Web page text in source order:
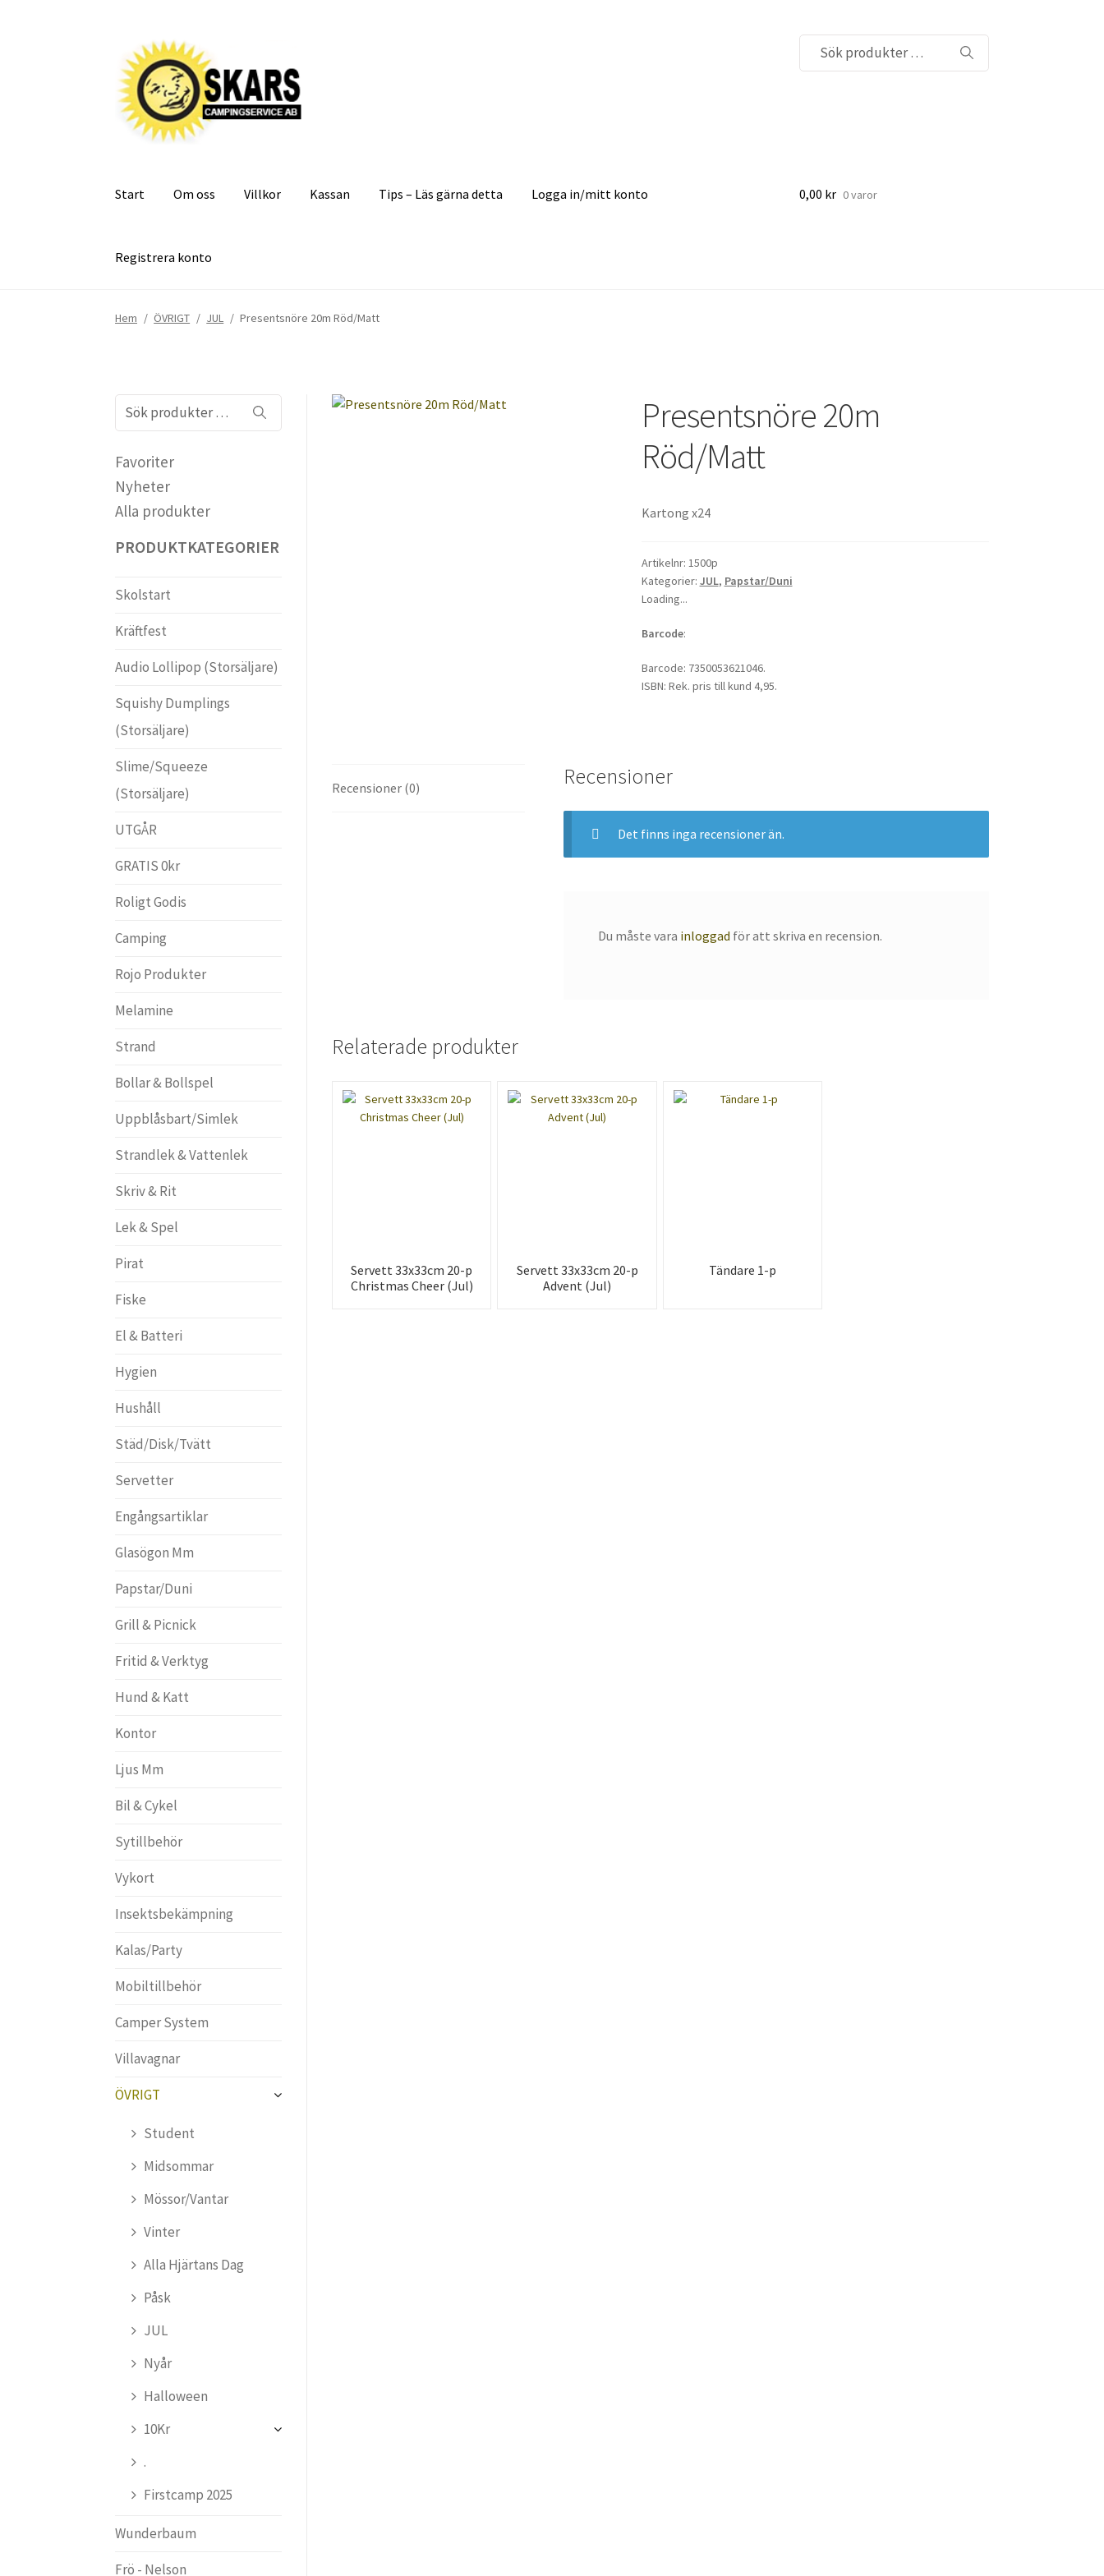
Hoppa
till
navigering
Hoppa
till
innehåll
efter:
Start Om oss Villkor Kassan Tips – Läs gärna detta Logga in/mitt konto
Registrera konto
0,00 kr 0 varor
Hem / ÖVRIGT / JUL / Presentsnöre 20m Röd/Matt
Presentsnöre 20m
Röd/Matt
Kartong x24
Artikelnr: 1500p
Kategorier: JUL, Papstar/Duni
Loading...
Barcode:
Barcode: 7350053621046.
ISBN: Rek. pris till kund 4,95.
Recensioner (0) Recensioner
Det finns inga recensioner än.
Du måste vara inloggad för att skriva en recension.
Relaterade produkter
Servett 33x33cm 20-p
Christmas Cheer (Jul)
Servett 33x33cm 20-p
Advent (Jul)
Tändare 1-p
efter:
Favoriter
Nyheter
Alla produkter
PRODUKTKATEGORIER
Skolstart
Kräftfest
Audio Lollipop (Storsäljare)
Squishy Dumplings
(Storsäljare)
Slime/Squeeze
(Storsäljare)
UTGÅR
GRATIS 0kr
Roligt Godis
Camping
Rojo Produkter
Melamine
Strand
Bollar & Bollspel
Uppblåsbart/Simlek
Strandlek & Vattenlek
Skriv & Rit
Lek & Spel
Pirat
Fiske
El & Batteri
Hygien
Hushåll
Städ/Disk/Tvätt
Servetter
Engångsartiklar
Glasögon Mm
Papstar/Duni
Grill & Picnick
Fritid & Verktyg
Hund & Katt
Kontor
Ljus Mm
Bil & Cykel
Sytillbehör
Vykort
Insektsbekämpning
Kalas/Party
Mobiltillbehör
Camper System
Villavagnar
ÖVRIGT
Student
Midsommar
Mössor/Vantar
Vinter
Alla Hjärtans Dag
Påsk
JUL
Nyår
Halloween
10Kr
.
Firstcamp 2025
Wunderbaum
Frö - Nelson